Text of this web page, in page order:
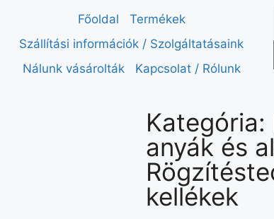
Főoldal
Termékek
Szállítási információk / Szolgáltatásaink
Nálunk vásárolták
Kapcsolat / Rólunk
Kategória:
anyák és
kellékek